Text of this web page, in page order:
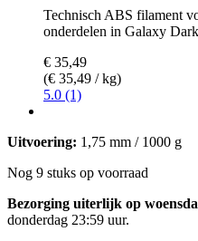
Technisch ABS filament
onderdelen in Galaxy
€ 35,49
(€ 35,49 / kg)
5.0 (1)
Uitvoering: 1,75 mm / 1000 g
Nog 9 stuks op voorraad
Bezorging uiterlijk op
donderdag 23:59 uur.